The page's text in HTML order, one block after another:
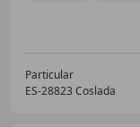
Particular
ES-28823 Coslada